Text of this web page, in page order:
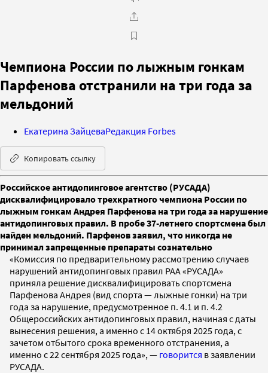
Чемпиона России по лыжным гонкам
Парфенова отстранили на три года за
мельдоний
Екатерина ЗайцеваРедакция Forbes
Копировать ссылку
Российское антидопинговое агентство (РУСАДА)
дисквалифицировало трехкратного чемпиона России по
лыжным гонкам Андрея Парфенова на три года за нарушение
антидопинговых правил. В пробе 37-летнего спортсмена был
найден мельдоний. Парфенов заявил, что никогда не
принимал запрещенные препараты сознательно
«Комиссия по предварительному рассмотрению случаев
нарушений антидопинговых правил РАА «РУСАДА»
приняла решение дисквалифицировать спортсмена
Парфенова Андрея (вид спорта — лыжные гонки) на три
года за нарушение, предусмотренное п. 4.1 и п. 4.2
Общероссийских антидопинговых правил, начиная с даты
вынесения решения, а именно с 14 октября 2025 года, с
зачетом отбытого срока временного отстранения, а
именно с 22 сентября 2025 года», — говорится в заявлении
РУСАДА.